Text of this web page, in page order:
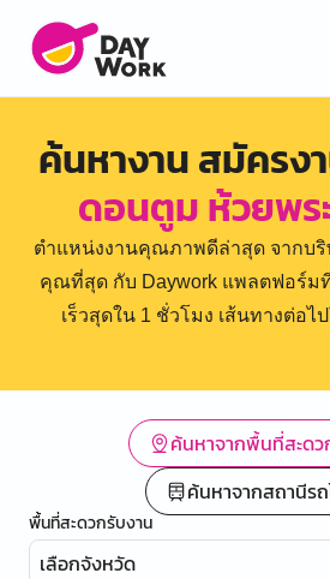
ค้นหางาน สมัครง
ดอนตูม ห้วยพร
ตำแหน่งงานคุณภาพดีล่าสุด จากบ
คุณที่สุด กับ Daywork แพลตฟอร์ม
เร็วสุดใน 1 ชั่วโมง เส้นทางต่อ
ค้นหาจากพื้นที่สะดว
ค้นหาจากสถานีร
พื้นที่สะดวกรับงาน
เลือกจังหวัด